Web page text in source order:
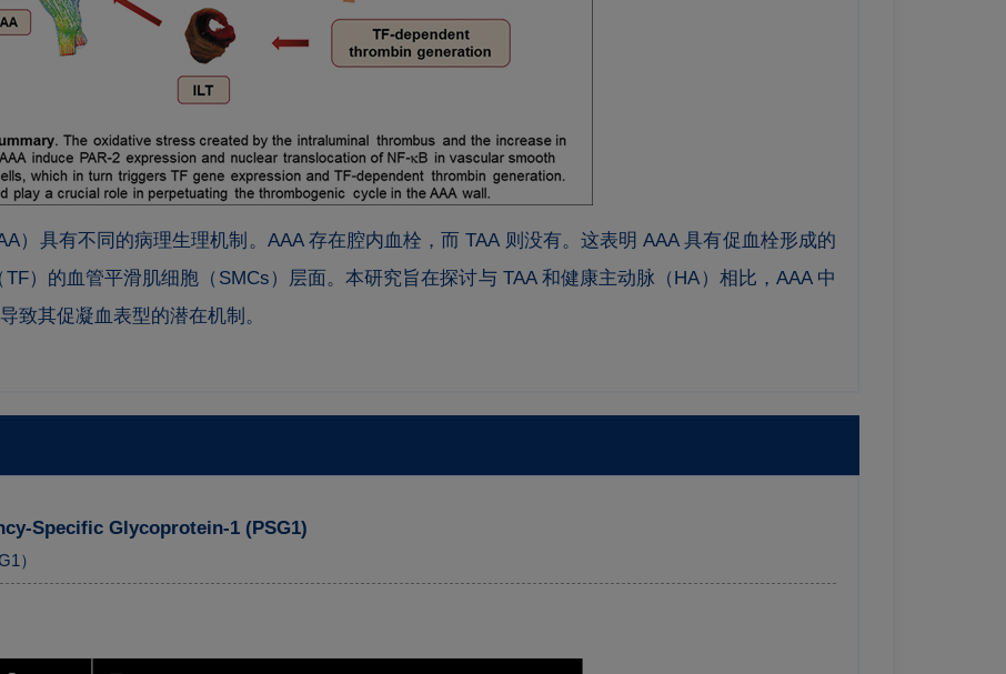
）具有不同的病理生理机制。AAA 存在腔内血栓，而 TAA 则没有。这表明 AAA 具有促血栓形成的
）的血管平滑肌细胞（SMCs）层面。本研究旨在探讨与 TAA 和健康主动脉（HA）相比，AAA 中
致其促凝血表型的潜在机制。
Specific Glycoprotein-1 (PSG1)
）